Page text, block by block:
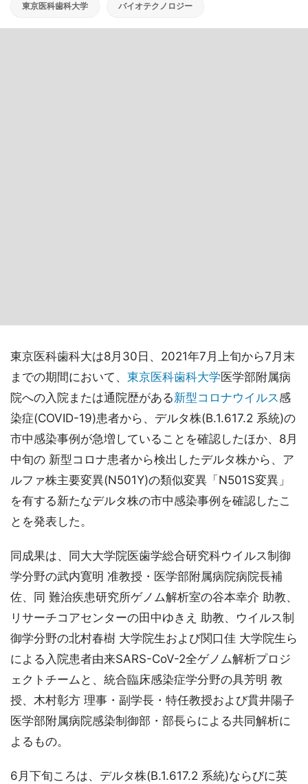
東京医科歯科大学 バイオテクノロジー
東京医科歯科大は8月30日、2021年7月上旬から7月末
までの期間において、 東京医科歯科大学医学部附属病
院への入院または通院歴がある新型コロナウイルス感
染症(COVID-19)患者から、デルタ株(B.1.617.2 系統)の
市中感染事例が急増していることを確認したほか、8月
中旬の 新型コロナ患者から検出したデルタ株から、ア
ルファ株主要変異(N501Y)の類似変異「N501S変異」
を有する新たなデルタ株の市中感染事例を確認したこ
とを発表した。
同成果は、同大大学院医歯学総合研究科ウイルス制御
学分野の武内寛明 准教授・医学部附属病院病院長補
佐、同 難治疾患研究所ゲノム解析室の谷本幸介 助教、
リサーチコアセンターの田中ゆきえ 助教、ウイルス制
御学分野の北村春樹 大学院生および関口佳 大学院生ら
による入院患者由来SARS-CoV-2全ゲノム解析プロジ
ェクトチームと、統合臨床感染症学分野の具芳明 教
授、木村彰方 理事・副学長・特任教授および貫井陽子
医学部附属病院感染制御部・部長らによる共同解析に
よるもの。
6月下旬ころは、デルタ株(B.1.617.2 系統)ならびに英